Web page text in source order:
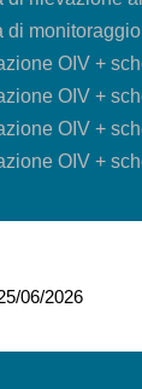
di
OIV +
OIV +
OIV +
OIV +
06/2026